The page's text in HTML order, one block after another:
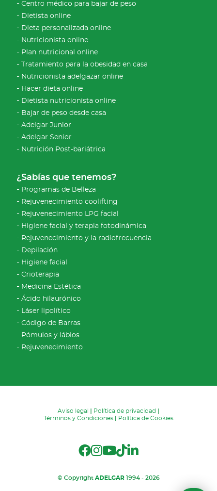
Centro médico para bajar de peso
Dietista online
Dieta personalizada online
Nutricionista online
Plan nutricional online
Tratamiento para la obesidad en casa
Nutricionista adelgazar online
Hacer dieta online
Dietista nutricionista online
Bajar de peso desde casa
Adelgar Junior
Adelgar Senior
Nutrición Post-bariátrica
¿Sabías que tenemos?
Programas de Belleza
Rejuvenecimiento coolifting
Rejuvenecimiento LPG facial
Higiene facial y terapia fotodinámica
Rejuvenecimiento y la radiofrecuencia
Depilación
Higiene facial
Crioterapia
Medicina Estética
Ácido hilaurónico
Láser lipolítico
Código de Barras
Pómulos y lábios
Rejuvenecimiento
Aviso legal Política de privacidad
Términos y Condiciones
Política de Cookies
© Copyright ADELGAR1994 - 2026